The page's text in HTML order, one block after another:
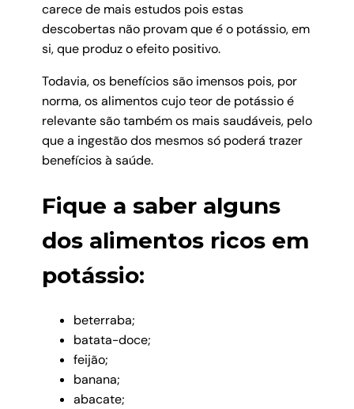
carece de mais estudos pois estas
descobertas não provam que é o potássio, em
si, que produz o efeito positivo.
Todavia, os benefícios são imensos pois, por
norma, os alimentos cujo teor de potássio é
relevante são também os mais saudáveis, pelo
que a ingestão dos mesmos só poderá trazer
benefícios à saúde.
Fique a saber alguns
dos alimentos ricos em
potássio:
beterraba;
batata-doce;
feijão;
banana;
abacate;